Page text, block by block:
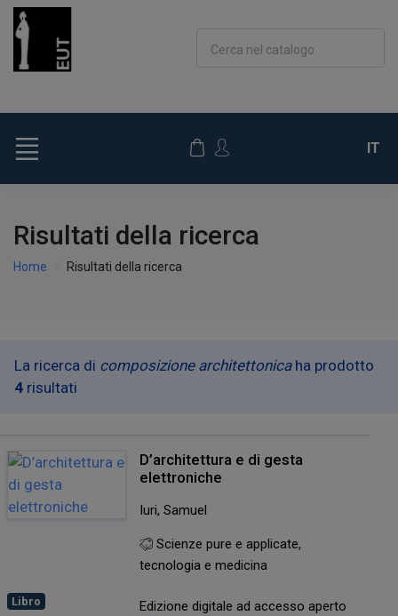
Cerca nel catalogo
IT
Risultati della ricerca
Home Risultati della ricerca
La ricerca di composizione architettonicaha prodotto
4 risultati
Libro
D’architettura e di gesta
elettroniche
Iuri, Samuel
Scienze pure e applicate,
tecnologia e medicina
Edizione digitale ad accesso aperto